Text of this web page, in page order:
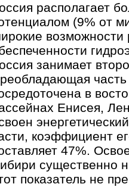
располагает
(9% от
возможности
занимает
часть
в
Енисея,
коэффициент
47%.
существенно
показатель не